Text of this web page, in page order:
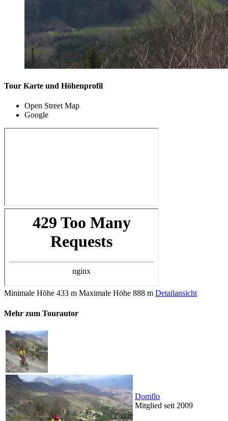
Tour Karte und Höhenprofil
Open Street Map
Google
Minimale Höhe 433 m Maximale Höhe 888 m Detailansicht
Mehr zum Tourautor
Domflo
Mitglied seit 2009